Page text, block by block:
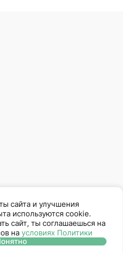
Ассоциации Прямых Продаж
сайта и улучшения
используются cookie.
сайт, ты соглашаешься на
на условиях Политики